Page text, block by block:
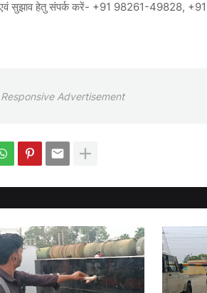
एवं सुझाव हेतु संपर्क करें- +91 98261-49828,
Responsive Advertisement